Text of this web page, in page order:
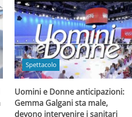
Spettacolo
Uomini e Donne anticipazioni:
Gemma Galgani sta male,
devono intervenire i sanitari